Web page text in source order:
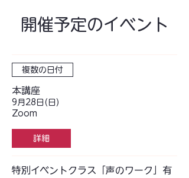
開催予定のイベント
複数の日付
本講座
9月28日(日)
Zoom
詳細
特別イベントクラス「声のワーク」有